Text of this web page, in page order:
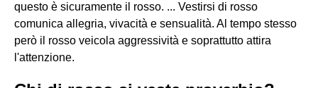
questo è sicuramente il rosso. ... Vestirsi di rosso
comunica allegria, vivacità e sensualità. Al tempo stesso
però il rosso veicola aggressività e soprattutto attira
l'attenzione.